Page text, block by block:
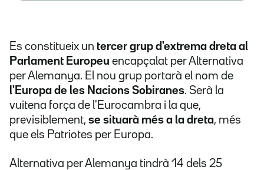
Es constitueix un tercer grup d'extrema dreta al
Parlament Europeu encapçalat per Alternativa
per Alemanya. El nou grup portarà el nom de
l'Europa de les Nacions Sobiranes. Serà la
vuitena força de l'Eurocambra i la que,
previsiblement, se situarà més a la dreta, més
que els Patriotes per Europa.
Alternativa per Alemanya tindrà 14 dels 25